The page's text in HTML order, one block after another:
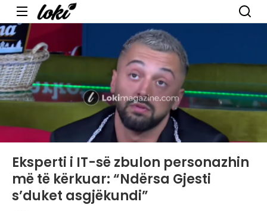
Menu
Eksperti i IT-së zbulon personazhin
më të kërkuar: “Ndërsa Gjesti
s’duket asgjëkundi”